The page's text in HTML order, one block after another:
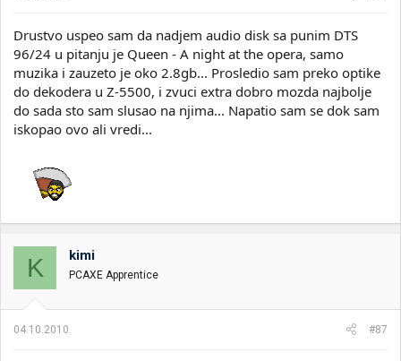
Drustvo uspeo sam da nadjem audio disk sa punim DTS
96/24 u pitanju je Queen - A night at the opera, samo
muzika i zauzeto je oko 2.8gb... Prosledio sam preko optike
do dekodera u Z-5500, i zvuci extra dobro mozda najbolje
do sada sto sam slusao na njima... Napatio sam se dok sam
iskopao ovo ali vredi...
K kimi
PCAXE Apprentice
04.10.2010. #87